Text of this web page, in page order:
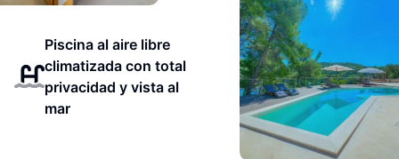
Piscina al aire libre
climatizada con total
privacidad y vista al
mar